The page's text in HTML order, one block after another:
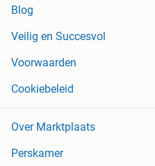
Blog
Veilig en Succesvol
Voorwaarden
Cookiebeleid
Over Marktplaats
Perskamer